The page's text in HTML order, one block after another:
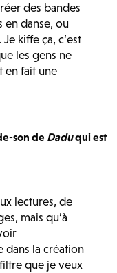
des bandes
en danse, ou
Je kiffe ça, c’est
les gens ne
en fait une
son de Daduqui est
lectures, de
mais qu’à
dans la création
que je veux